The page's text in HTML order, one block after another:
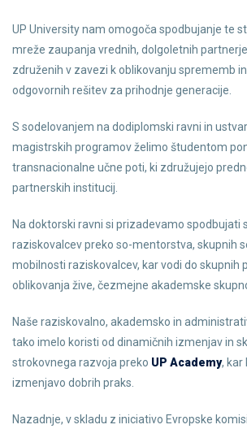
UP University nam omogoča spodbujanje te
mreže zaupanja vrednih, dolgoletnih
združenih v zavezi k oblikovanju sprememb
odgovornih rešitev za prihodnje generacije.
S sodelovanjem na dodiplomski ravni in
magistrskih programov želimo študentom
transnacionalne učne poti, ki združujejo
partnerskih institucij.
Na doktorski ravni si prizadevamo spodbujati
raziskovalcev preko so-mentorstva, skupnih
mobilnosti raziskovalcev, kar vodi do skupnih
oblikovanja žive, čezmejne akademske
Naše raziskovalno, akademsko in
tako imelo koristi od dinamičnih izmenjav in
strokovnega razvoja preko UP Academy, kar
izmenjavo dobrih praks.
Nazadnje, v skladu z iniciativo Evropske